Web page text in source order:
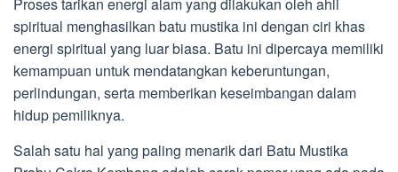
spiritual menghasilkan batu mustika ini dengan ciri khas
energi spiritual yang luar biasa. Batu ini dipercaya memiliki
kemampuan untuk mendatangkan keberuntungan,
perlindungan, serta memberikan keseimbangan dalam
hidup pemiliknya.
Salah satu hal yang paling menarik dari Batu Mustika